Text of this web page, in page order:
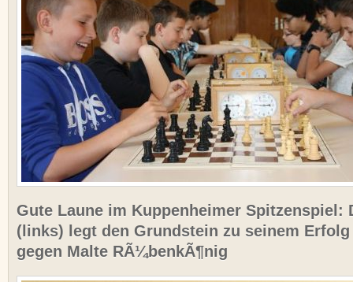
Gute Laune im Kuppenheimer Spitzenspiel:
(links) legt den Grundstein zu seinem Erfolg
gegen Malte RÃ¼benkÃ¶nig